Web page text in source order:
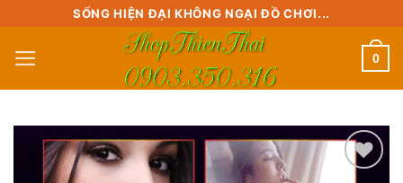
content
SỐNG HIỆN ĐẠI KHÔNG NGẠI ĐỒ CHƠI...
0